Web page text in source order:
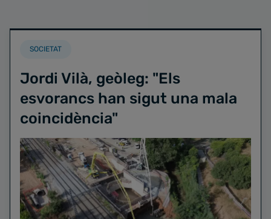
SOCIETAT
Jordi Vilà, geòleg: "Els
esvorancs han sigut una mala
coincidència"